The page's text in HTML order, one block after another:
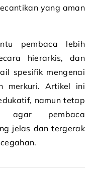
yang aman
pembaca lebih
hierarkis, dan
spesifik mengenai
merkuri. Artikel ini
namun tetap
agar pembaca
jelas dan tergerak